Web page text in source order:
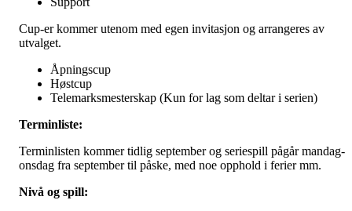
Cup-er kommer utenom med egen invitasjon og arrangeres av
utvalget.
Åpningscup
Høstcup
Telemarksmesterskap (Kun for lag som deltar i serien)
Terminliste:
Terminlisten kommer tidlig september og seriespill pågår mandag-
onsdag fra september til påske, med noe opphold i ferier mm.
Nivå og spill: